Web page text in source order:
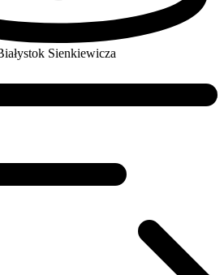
Sienkiewicza